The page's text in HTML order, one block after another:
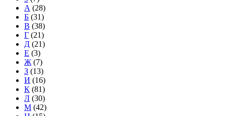
А (28)
Б (31)
В (38)
Г (21)
Д (21)
Е (3)
Ж (7)
З (13)
И (16)
К (81)
Л (30)
М (42)